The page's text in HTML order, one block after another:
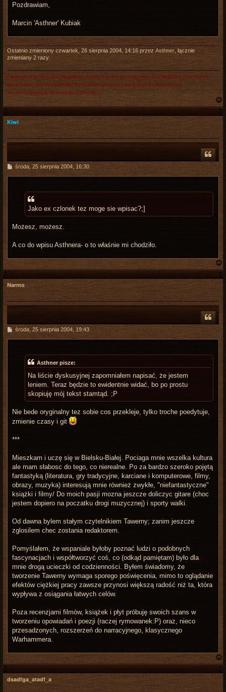
Pozdrawiam,
Marcin 'Asthner' Kubiak
Ostatnio zmieniony czwartek, 26 sierpnia 2004, 14:16 przez Asthner , łącznie
zmieniany 2 razy.
Peace was a lie, there was only passion. It gave me power, too much power to comprehend. Thus no victory
was possible - only void remained. Yet my chains are broken and through the Force I'm free.
There is something to be learnt about irony here.
Kiwi
Pśroda, 25 sierpnia 2004, 16:30
Jako ex czlonek tez moge sie wpisac?;]
Możesz, możesz.
A co do wpisu Asthnera- o to właśnie mi chodziło.
Narmo
Pśroda, 25 sierpnia 2004, 19:43
Asthner pisze:
Na liście dyskusyjnej zapomniałem napisać, że jestem
leniem. Teraz będzie to ewidentnie widać, bo po prostu
skopiuję mój tekst stamtąd. ;P
Nie bede oryginalny tez sobie cos przekleje, tylko troche poedytuje,
zmienie czasy i git
***
Mieszkam i uczę się w Bielsku-Białej. Pociaga mnie wszelka kultura
ale mam słabosc do tego, co nierealne. Po za bardzo szeroko pojętą
fantastyką (literatura, gry tradycyjne, karciane i komputerowe, filmy,
obrazy, muzyka) interesują mnie również zwykłe, "niefantastyczne"
książki i filmy/ Do moich pasji mozna jeszcze doliczyc gitare (choc
jestem dopiero na poczatku drogi muzycznej) i sporty walki.
Od dawna bylem stałym czytelnikiem Tawerny; zanim jeszcze
zglosilem chec zostania redaktorem.
Pomyślałem, że wspaniale byłoby poznać ludzi o podobnych
fascynacjach i współtworzyć coś, co (odkąd pamiętam) było dla
mnie drogą ucieczki od codzienności. Byłem świadomy, że
tworzenie Tawerny wymaga sporego poświęcenia, mimo to oglądanie
efektów ciężkiej pracy zawsze przynosi większą radość niż ta, która
wypływa z osiągania łatwych celów.
Poza recenzjami filmów, książek i płyt próbuję swoich szans w
tworzeniu opowiadań i poezji (raczej rymowanek:P) oraz, nieco
przesadzonych, rozszerzeń do narracyjnego, klasycznego
Warhammera.
dsadfga_atadf_a